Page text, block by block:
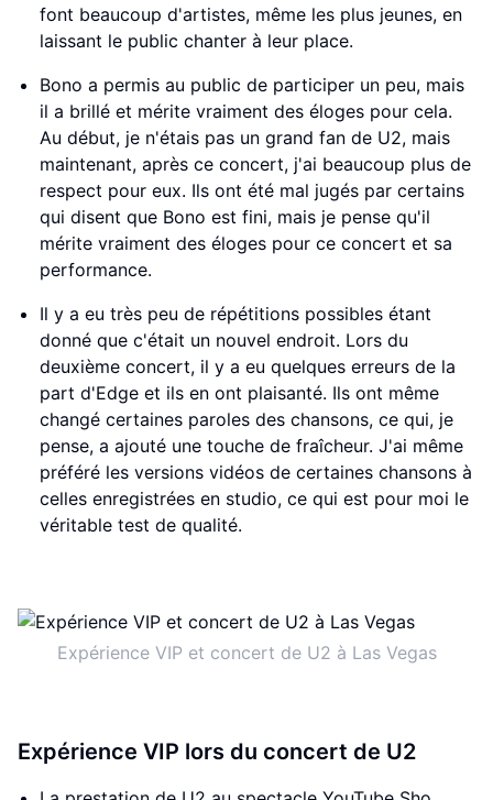
font beaucoup d'artistes, même les plus jeunes, en
laissant le public chanter à leur place.
Bono a permis au public de participer un peu, mais
il a brillé et mérite vraiment des éloges pour cela.
Au début, je n'étais pas un grand fan de U2, mais
maintenant, après ce concert, j'ai beaucoup plus de
respect pour eux. Ils ont été mal jugés par certains
qui disent que Bono est fini, mais je pense qu'il
mérite vraiment des éloges pour ce concert et sa
performance.
Il y a eu très peu de répétitions possibles étant
donné que c'était un nouvel endroit. Lors du
deuxième concert, il y a eu quelques erreurs de la
part d'Edge et ils en ont plaisanté. Ils ont même
changé certaines paroles des chansons, ce qui, je
pense, a ajouté une touche de fraîcheur. J'ai même
préféré les versions vidéos de certaines chansons à
celles enregistrées en studio, ce qui est pour moi le
véritable test de qualité.
Expérience VIP et concert de U2 à Las Vegas
Expérience VIP lors du concert de U2